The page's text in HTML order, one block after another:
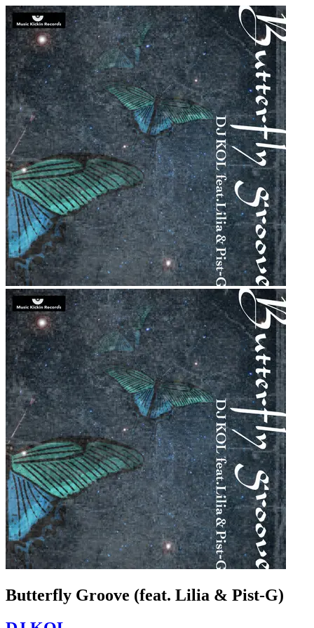
Butterfly Groove (feat. Lilia & Pist-G)